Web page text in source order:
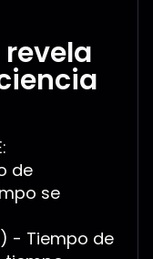
de
se
- Tiempo de